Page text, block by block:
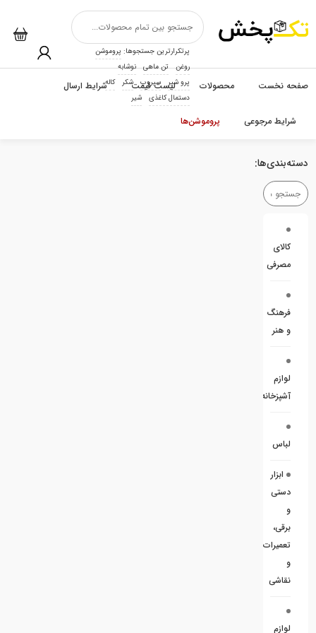
پرتکرارترین جستجوها: پروموشن
روغن
تن ماهی
نوشابه
پرو شیر
سیروپ شکر
کاله
دستمال کاغذی
شیر
صفحه نخست محصولات لیست قیمت شرایط ارسال
شرایط مرجوعی پروموشن‌ها
دسته‌بندی‌ها:
کالای
مصرفی
فرهنگ
و هنر
لوازم
آشپزخانه
لباس
ابزار
دستی
و
برقی،
تعمیرات
و
نقاشی
لوازم